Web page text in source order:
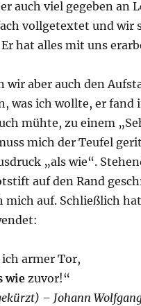
auch viel gegeben an
vollgetextet und wir
hat alles mit uns
wir aber auch den
was ich wollte, er fand
mühte, zu einem
mich der Teufel
„als wie“.
auf den Rand
mich auf. Schließlich
ich armer Tor,
wiezuvor!“
– Johann